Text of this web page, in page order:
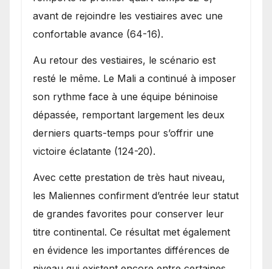
avant de rejoindre les vestiaires avec une
confortable avance (64-16).
Au retour des vestiaires, le scénario est
resté le même. Le Mali a continué à imposer
son rythme face à une équipe béninoise
dépassée, remportant largement les deux
derniers quarts-temps pour s’offrir une
victoire éclatante (124-20).
Avec cette prestation de très haut niveau,
les Maliennes confirment d’entrée leur statut
de grandes favorites pour conserver leur
titre continental. Ce résultat met également
en évidence les importantes différences de